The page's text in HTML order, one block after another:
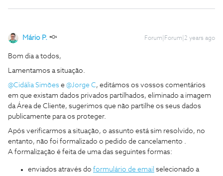
Mário P. Forum|Forum|2 years ago
Bom dia a todos,
Lamentamos a situação.
@Cidália Simões e @Jorge C, editámos os vossos comentários
em que existam dados privados partilhados, eliminado a imagem
da Área de Cliente, sugerimos que não partilhe os seus dados
publicamente para os proteger.
Após verificarmos a situação, o assunto está sim resolvido, no
entanto, não foi formalizado o pedido de cancelamento .
A formalização é feita de uma das seguintes formas:
enviados através do formulário de email selecionado a